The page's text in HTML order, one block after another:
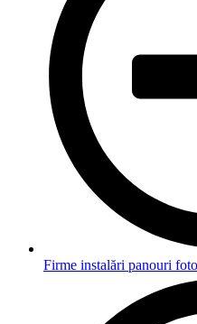
Firme instalări panouri